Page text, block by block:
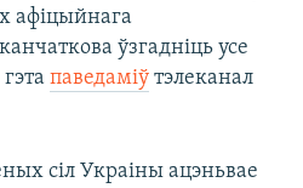
афіцыйнага
ўзгадніць усе
паведаміў тэлеканал
сіл Украіны ацэньвае